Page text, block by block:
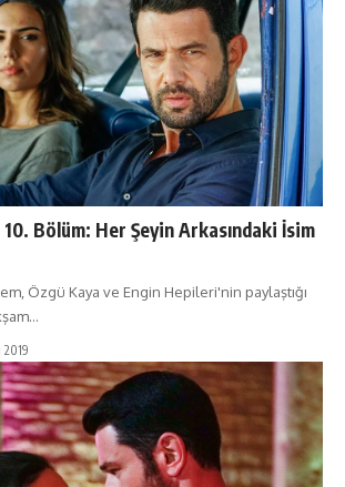
Bölüm: Her Şeyin Arkasındaki İsim
Özgü Kaya ve Engin Hepileri'nin paylaştığı
2019